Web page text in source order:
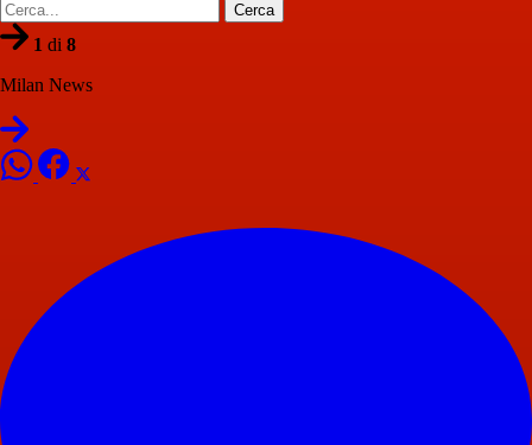
Cerca
1 di 8
Milan News